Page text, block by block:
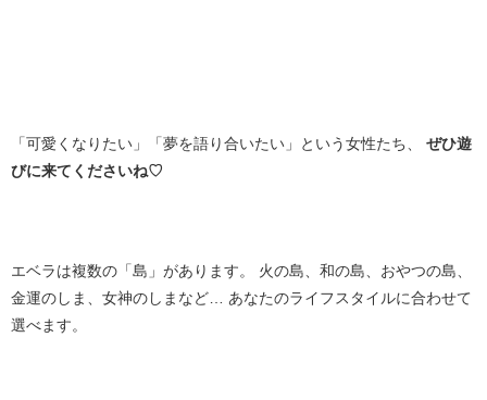
「可愛くなりたい」「夢を語り合いたい」という女性たち、 ぜひ遊
びに来てくださいね♡
エベラは複数の「島」があります。 火の島、和の島、おやつの島、
金運のしま、女神のしまなど… あなたのライフスタイルに合わせて
選べます。